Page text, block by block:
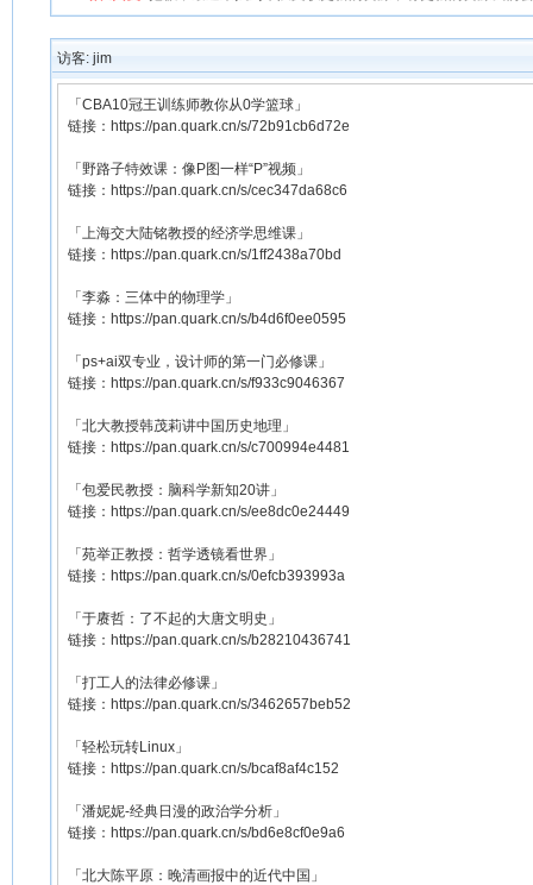
访客: jim
「CBA10冠王训练师教你从0学篮球」
链接：https://pan.quark.cn/s/72b91cb6d72e
「野路子特效课：像P图一样“P”视频」
链接：https://pan.quark.cn/s/cec347da68c6
「上海交大陆铭教授的经济学思维课」
链接：https://pan.quark.cn/s/1ff2438a70bd
「李淼：三体中的物理学」
链接：https://pan.quark.cn/s/b4d6f0ee0595
「ps+ai双专业，设计师的第一门必修课」
链接：https://pan.quark.cn/s/f933c9046367
「北大教授韩茂莉讲中国历史地理」
链接：https://pan.quark.cn/s/c700994e4481
「包爱民教授：脑科学新知20讲」
链接：https://pan.quark.cn/s/ee8dc0e24449
「苑举正教授：哲学透镜看世界」
链接：https://pan.quark.cn/s/0efcb393993a
「于赓哲：了不起的大唐文明史」
链接：https://pan.quark.cn/s/b28210436741
「打工人的法律必修课」
链接：https://pan.quark.cn/s/3462657beb52
「轻松玩转Linux」
链接：https://pan.quark.cn/s/bcaf8af4c152
「潘妮妮-经典日漫的政治学分析」
链接：https://pan.quark.cn/s/bd6e8cf0e9a6
「北大陈平原：晚清画报中的近代中国」